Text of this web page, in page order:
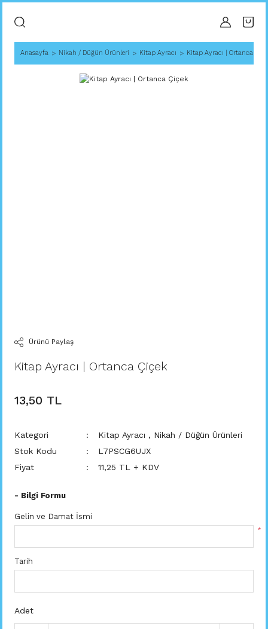
Anasayfa Nikah / Düğün Ürünleri Kitap Ayracı Kitap Ayracı | Ortanca
Ürünü Paylaş
Kitap Ayracı | Ortanca Çiçek
13,50 TL
Kategori Kitap Ayracı , Nikah / Düğün Ürünleri
Stok Kodu
L7PSCG6UJX
Fiyat
11,25 TL + KDV
- Bilgi Formu
Gelin ve Damat İsmi
*
Tarih
Adet